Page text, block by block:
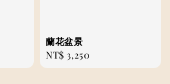
蘭花盆景
Regular
price
NT$ 3,250